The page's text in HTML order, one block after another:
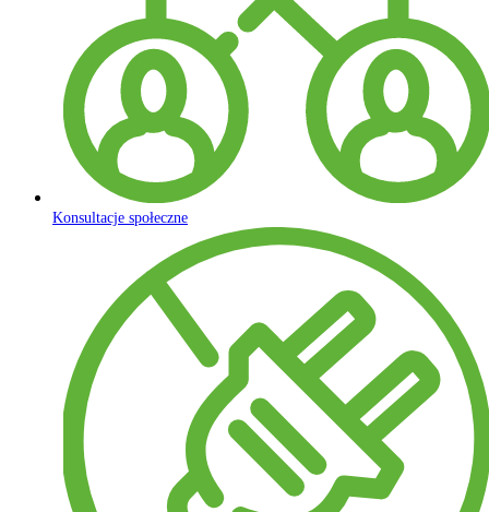
Konsultacje społeczne